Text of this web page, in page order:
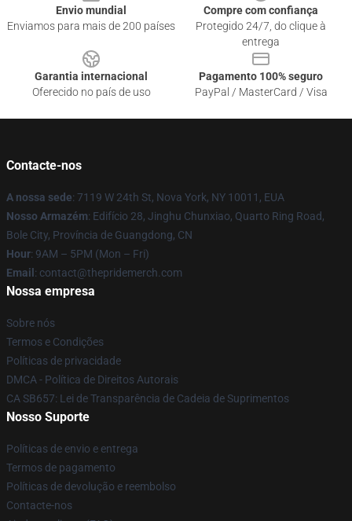
Envio mundial
Enviamos para mais de 200 países
Compre com confiança
Protegido 24/7, do clique à
entrega
Garantia internacional
Oferecido no país de uso
Pagamento 100% seguro
PayPal / MasterCard / Visa
Contacte-nos
A nossa sede: 7119 W 24th St, Nova York, NY 10011, EUA
Nosso Armazém: Edifício 28, Jinghu Chunxiao, Quarto Ring Road,
Bole City, Província de Guangdong, CN
Hour: 9AM – 5PM (Mon – Fri)
Email : contact@thepridemerch.com
Nossa empresa
Sobre nós
Termos e Condições
Políticas de privacidade
DMCA - Política de Direitos Autorais
CA SB657: Lei de Transparência de Cadeia de Suprimentos
Nosso Suporte
Políticas de envio e entrega
Termos de pagamento
Políticas de devolução e reembolso
Contacte-nos